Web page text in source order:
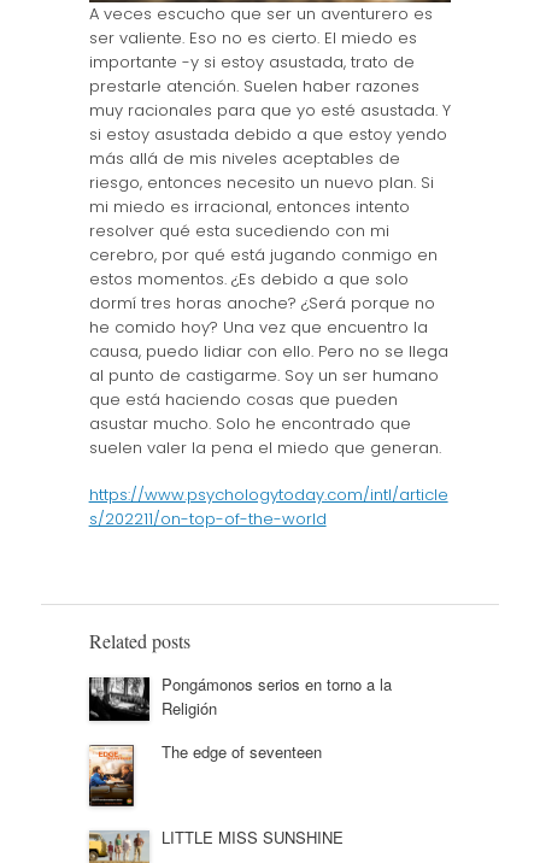
A veces escucho que ser un aventurero es
ser valiente. Eso no es cierto. El miedo es
importante -y si estoy asustada, trato de
prestarle atención. Suelen haber razones
muy racionales para que yo esté asustada. Y
si estoy asustada debido a que estoy yendo
más allá de mis niveles aceptables de
riesgo, entonces necesito un nuevo plan. Si
mi miedo es irracional, entonces intento
resolver qué esta sucediendo con mi
cerebro, por qué está jugando conmigo en
estos momentos. ¿Es debido a que solo
dormí tres horas anoche? ¿Será porque no
he comido hoy? Una vez que encuentro la
causa, puedo lidiar con ello. Pero no se llega
al punto de castigarme. Soy un ser humano
que está haciendo cosas que pueden
asustar mucho. Solo he encontrado que
suelen valer la pena el miedo que generan.
https://www.psychologytoday.com/intl/article
s/202211/on-top-of-the-world
Related posts
Pongámonos serios en torno a la
Religión
The edge of seventeen
LITTLE MISS SUNSHINE